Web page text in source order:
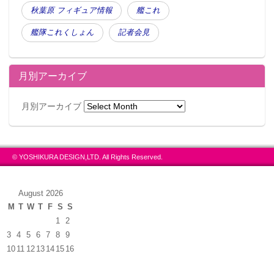
秋葉原 フィギュア情報 艦これ
艦隊これくしょん 記者会見
月別アーカイブ
月別アーカイブ
© YOSHIKURA DESIGN,LTD. All Rights Reserved.
August 2026
M T W T F S S
1
2
3
4 5 6 7 8
9
10 11 12 13 14 15 16